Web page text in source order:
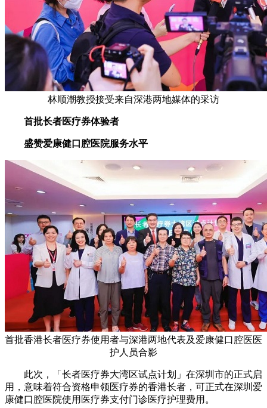
林顺潮教授接受来自深港两地媒体的采访
首批长者医疗券体验者
盛赞爱康健口腔医院服务水平
首批香港长者医疗券使用者与深港两地代表及爱康健口腔医医
护人员合影
此次，「长者医疗券大湾区试点计划」在深圳市的正式启
用，意味着符合资格申领医疗券的香港长者，可正式在深圳爱
康健口腔医院使用医疗券支付门诊医疗护理费用。